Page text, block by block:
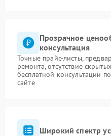
Прозрачное
консультация
Точные прайс-листы,
ремонта, отсутствие
бесплатной консультации
сайте
Широкий спектр